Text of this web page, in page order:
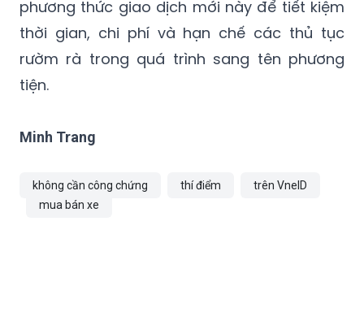
Phòng Cảnh sát Giao thông khuyến khích,
người dân trên địa bàn tích cực tiếp cận
phương thức giao dịch mới này để tiết kiệm
thời gian, chi phí và hạn chế các thủ tục
tiện.
Minh Trang